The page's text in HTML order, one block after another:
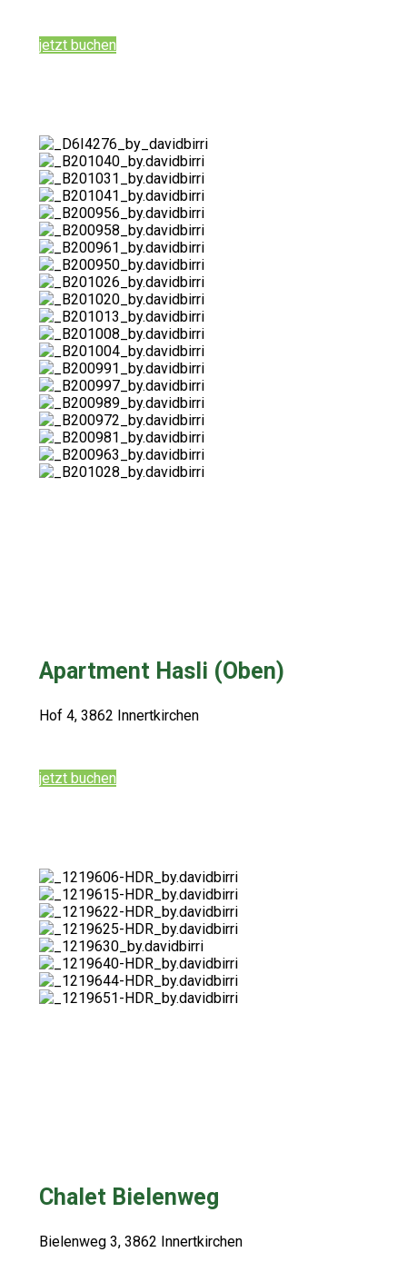
jetzt buchen
Apartment Hasli (Oben)
Hof 4, 3862 Innertkirchen
jetzt buchen
Chalet Bielenweg
Bielenweg 3, 3862 Innertkirchen